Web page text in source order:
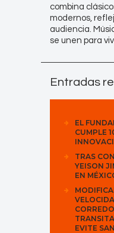
combina
modernos,
audiencia.
se unen para
Entradas
EL
CUMPLE
TRAS
YEISON
EN
EVITE